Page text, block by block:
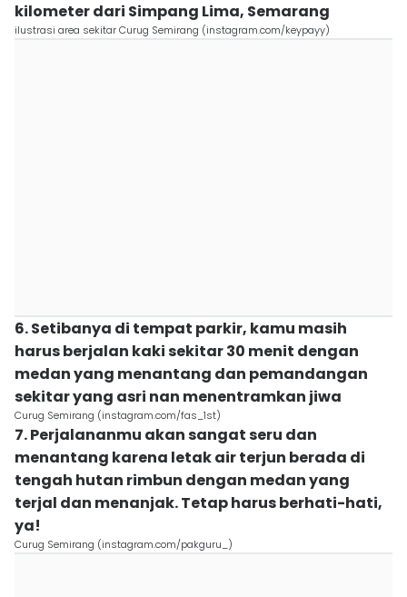
kilometer dari Simpang Lima, Semarang
ilustrasi area sekitar Curug Semirang (instagram.com/keypayy)
6. Setibanya di tempat parkir, kamu masih
harus berjalan kaki sekitar 30 menit dengan
medan yang menantang dan pemandangan
sekitar yang asri nan menentramkan jiwa
Curug Semirang (instagram.com/fas_1st)
7. Perjalananmu akan sangat seru dan
menantang karena letak air terjun berada di
tengah hutan rimbun dengan medan yang
terjal dan menanjak. Tetap harus berhati-hati,
ya!
Curug Semirang (instagram.com/pakguru_)